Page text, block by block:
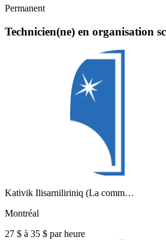
Permanent
Technicien(ne) en organisation
Kativik Ilisarniliriniq (La comm…
Montréal
27 $ à 35 $ par heure